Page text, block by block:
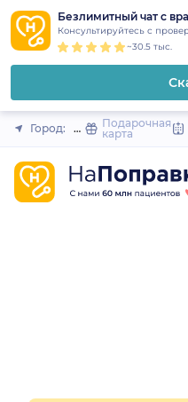
Безлимитный чат с
Консультируйтесь с
~30.5 тыс.
Город: Южноуральск
Подарочная
карта